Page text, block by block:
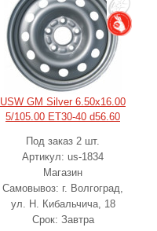
USW GM Silver 6.50x16.00
5/105.00 ET30-40 d56.60
Под заказ 2 шт.
Артикул: us-1834
Магазин
Самовывоз: г. Волгоград,
ул. Н. Кибальчича, 18
Срок: Завтра